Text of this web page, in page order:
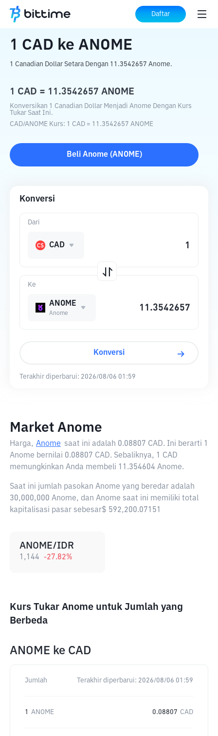
Daftar
Beranda Konverter Kripto ke ANOME
1 CAD ke ANOME
1 Canadian Dollar Setara Dengan 11.3542657 Anome.
1 CAD = 11.3542657 ANOME
Konversikan 1 Canadian Dollar Menjadi Anome Dengan Kurs
Tukar Saat Ini.
CAD/ANOME Kurs: 1 CAD = 11.3542657 ANOME
Beli Anome(ANOME)
Konversi
Ke
ANOME
Anome
Dari
CAD
Konversi
Terakhir diperbarui: 2026/08/06 01:59
Market Anome
Harga, Anome saat ini adalah 0.08807 CAD. Ini berarti 1
Anome bernilai 0.08807 CAD. Sebaliknya, 1 CAD
memungkinkan Anda membeli 11.354604 Anome.
Saat ini jumlah pasokan Anome yang beredar adalah
30,000,000 Anome, dan Anome saat ini memiliki total
kapitalisasi pasar sebesar$ 592,200.07151
ANOME/IDR
1,144 -27.82%
Kurs Tukar Anome untuk Jumlah yang
Berbeda
ANOME ke CAD
Jumlah Terakhir diperbarui: 2026/08/06 01:59
1 ANOME 0.08807 CAD